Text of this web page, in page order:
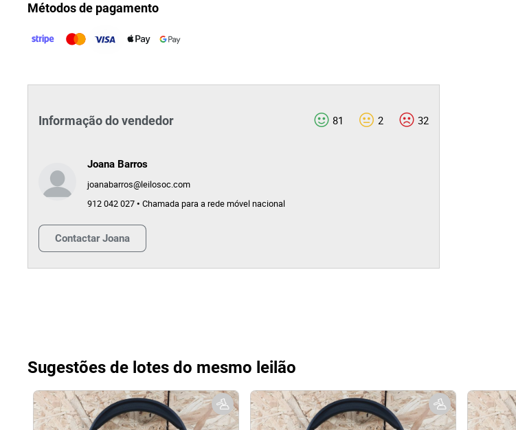
Métodos de pagamento
Informação do vendedor 81 2 32
Joana Barros
joanabarros@leilosoc.com
912 042 027 • Chamada para a rede móvel nacional
Contactar Joana
Sugestões de lotes do mesmo leilão